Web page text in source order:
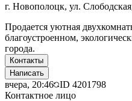
г. Новополоцк, ул.
Продается уютная
благоустроенном,
города.
Контакты
Написать
вчера, 20:46 ID 4201798
Контактное лицо